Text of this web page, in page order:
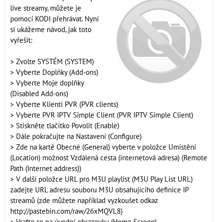
live streamy, můžete je
pomocí KODI přehrávat. Nyní
si ukážeme návod, jak toto
vyřešit:
> Zvolte SYSTÉM (SYSTEM)
> Vyberte Doplňky (Add-ons)
> Vyberte Moje doplňky
(Disabled Add-ons)
> Vyberte Klienti PVR (PVR clients)
> Vyberte PVR IPTV Simple Client (PVR IPTV Simple Client)
> Stiskněte tlačítko Povolit (Enable)
> Dále pokračujte na Nastavení (Configure)
> Zde na kartě Obecné (General) vyberte v položce Umístění
(Location) možnost Vzdálená cesta (internetová adresa) (Remote
Path (Internet address))
> V další položce URL pro M3U playlist (M3U Play List URL)
zadejte URL adresu souboru M3U obsahujícího definice IP
streamů (zde můžete například vyzkoušet odkaz
http://pastebin.com/raw/26xMQVL8)